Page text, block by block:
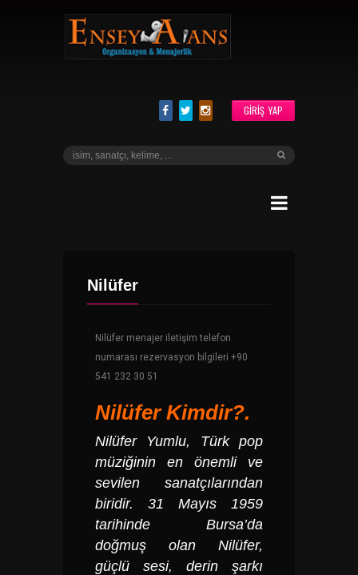
GIRIŞ YAP
Nilüfer
Nilüfer menajer iletişim telefon
numarası rezervasyon bilgileri +90
541 232 30 51
NilüferKimdir?.
Nilüfer Yumlu, Türk pop
müziğinin en önemli ve
sevilen sanatçılarından
biridir. 31 Mayıs 1959
tarihinde Bursa’da
doğmuş olan Nilüfer,
güçlü sesi, derin şarkı